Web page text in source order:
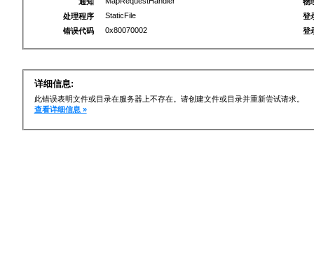
处理程序
StaticFile
错误代码
0x80070002
登
登
详细信息:
此错误表明文件或目录在服务器上不存在。请创建文件或目录并重新尝试请求。
查看详细信息 »